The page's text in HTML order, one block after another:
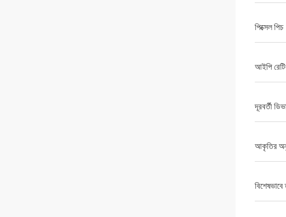
পিক্সেল পিচ
আইপি
দূরবর্তী
আকৃতির